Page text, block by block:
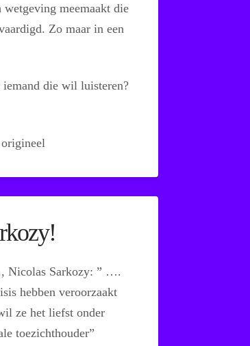
meemaakt die
Zo maar in een
die wil luisteren?
Nicolas Sarkozy: ” ….
hebben veroorzaakt
ze het liefst onder
toezichthouder”